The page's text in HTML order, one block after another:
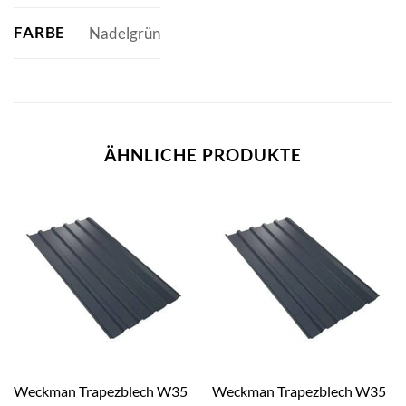
FARBE Nadelgrün
ÄHNLICHE PRODUKTE
Weckman Trapezblech W35
Weckman Trapezblech W35